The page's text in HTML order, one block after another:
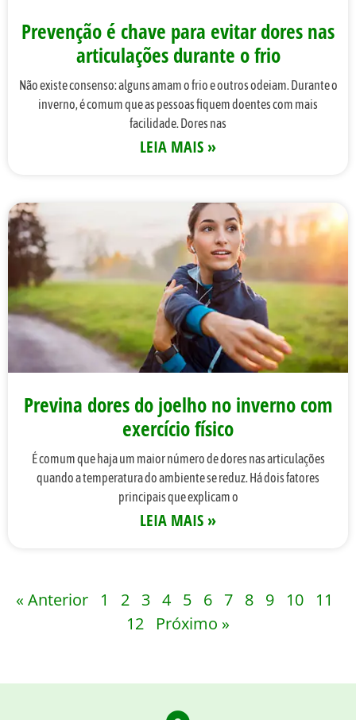
Prevenção é chave para evitar dores nas
articulações durante o frio
Não existe consenso: alguns amam o frio e outros odeiam. Durante o
inverno, é comum que as pessoas fiquem doentes com mais
facilidade. Dores nas
LEIA MAIS »
Previna dores do joelho no inverno com
exercício físico
É comum que haja um maior número de dores nas articulações
quando a temperatura do ambiente se reduz. Há dois fatores
principais que explicam o
LEIA MAIS »
« Anterior 1 2 3 4 5 6 7 8 9 10
11
12
Próximo »